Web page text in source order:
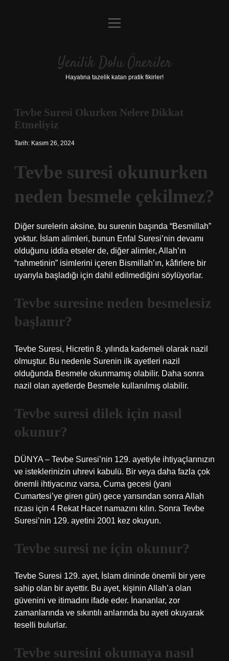
Anasayfa
Yasal Uyarı
menüyü
Yenilik Dolu Öneriler
Hayatına tazelik katan pratik fikirler!
Tevbe Suresi Okurken Nelere Dikkat
Etmeliyiz
Tarih: Kasım 26, 2024
Tevbe suresi okunurken
neden besmele çekilmez?
Diğer surelerin aksine, bu surenin başında “Besmillah”
yoktur. İslam alimleri, bunun Enfal Suresi’nin devamı
olduğunu iddia etseler de, diğer alimler, Allah’ın
“rahmetinin” isimlerini içeren Bismillah’ın, kâfirlere bir
uyarıyla başladığı için dahil edilmediğini söylüyorlar.
Tevbe suresine neden besmelesiz
başlanır?
Tevbe Suresi, Hicretin 8. yılında kademeli olarak nazil
olmuştur. Bu nedenle Surenin ilk ayetleri nazil
olduğunda Besmele okunmamış olabilir. Daha sonra
nazil olan ayetlerde Besmele kullanılmış olabilir.
Tevbe suresi dilek için nasıl
okunur?
DÜNYA – Tevbe Suresi’nin 129. ayetiyle ihtiyaçlarınızın
ve isteklerinizin uhrevi kabulü. Bir veya daha fazla çok
önemli ihtiyacınız varsa, Cuma gecesi (yani
Cumartesi’ye giren gün) gece yarısından sonra Allah
rızası için 4 Rekat Hacet namazını kılın. Sonra Tevbe
Suresi’nin 129. ayetini 2001 kez okuyun.
Tevbe suresi ne için okunur?
Tevbe Suresi 129. ayet, İslam dininde önemli bir yere
sahip olan bir ayettir. Bu ayet, kişinin Allah’a olan
güvenini ve itimadını ifade eder. İnananlar, zor
zamanlarında ve sıkıntılı anlarında bu ayeti okuyarak
teselli bulurlar.
Tevbe suresini okumaya nasıl